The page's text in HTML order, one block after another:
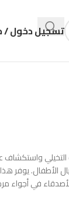
تسجيل دخول /
التخيلي
يوفر هذا
في أجواء